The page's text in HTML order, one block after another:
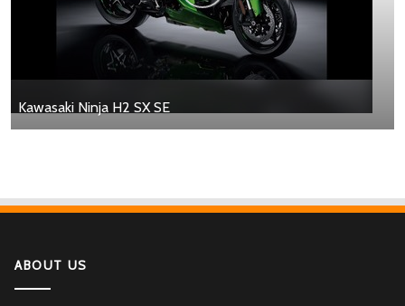
Kawasaki Ninja H2 SX SE
ABOUT US